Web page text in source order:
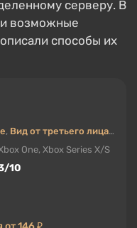
серверу. В
возможные
способы их
, Вид от третьего лица,Инди
One, Xbox Series X/S
10